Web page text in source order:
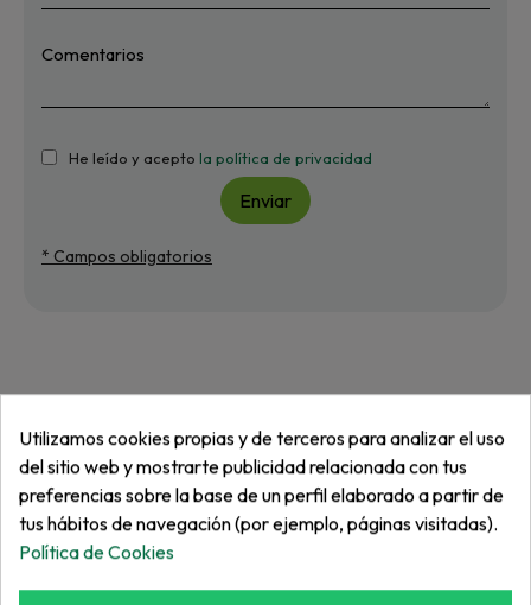
He leído y acepto la política de privacidad
Enviar
* Campos obligatorios
Utilizamos cookies propias y de terceros para analizar el uso
del sitio web y mostrarte publicidad relacionada con tus
preferencias sobre la base de un perfil elaborado a partir de
tus hábitos de navegación (por ejemplo, páginas visitadas).
Política de Cookies